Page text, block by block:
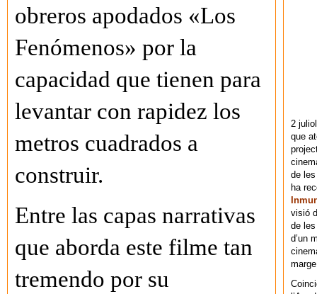
obreros apodados «Los
Fenómenos» por la
capacidad que tienen para
levantar con rapidez los
metros cuadrados a
construir.
Entre las capas narrativas
que aborda este filme tan
tremendo por su
2
que
de
ha
visió
de
d’un